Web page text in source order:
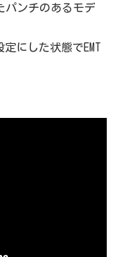
パンチのあるモデ
にした状態でEMT